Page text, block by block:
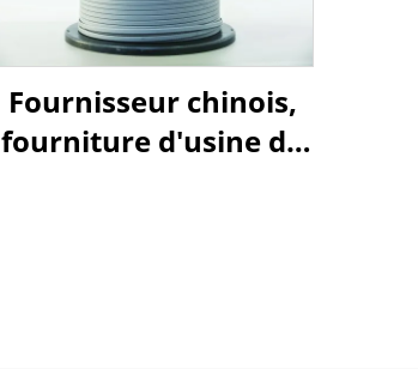
Fournisseur chinois,
fourniture d'usine de